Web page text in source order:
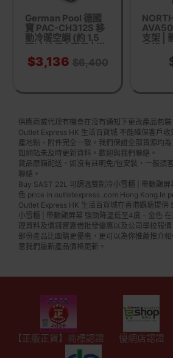
German Pool 德國
寶 PAC-CH312S 移
動冷暖空調 (約 1.5
匹) | 冷風 | 暖風 | 送
風 | 抽濕 | 定頻冷暖
移動式冷氣機 | 香港
$3,136 $6,400
支架 |
系統 |
供應商或代理有機會在沒有通知下更改產品包裝
Outlet Express HK 生活百貨城 不能確保客戶
產地點、附件完全一致。我們保證全部貨源均為
如網站未及時更新資料，歡迎與我們聯絡。
貨品原箱配送，如沒有註明免/包安裝，一般須
聯絡。
Buy SAST 22L 可調溫雙制冷小雪櫃 | 帶數顯
色 price in outletexpress .com Hong Kong.In
Outlet Express HK 生活百貨城在香港觀塘提供
小雪櫃 | 帶數顯屏幕 強勁降溫低至4度 - 金色
理資料及價錢實惠借批發優惠以及公司學校報
部份產品比團購更優惠，更可以為你推薦推介
意我們最新產品價格更新。
【正版正貨】商標認證 優網店認證